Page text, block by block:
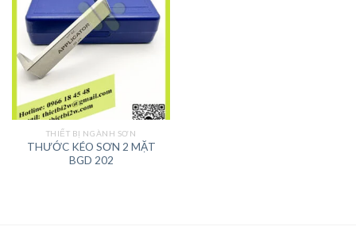
THIẾT BỊ NGÀNH SƠN
THƯỚC KÉO SƠN 2 MẶT
BGD 202